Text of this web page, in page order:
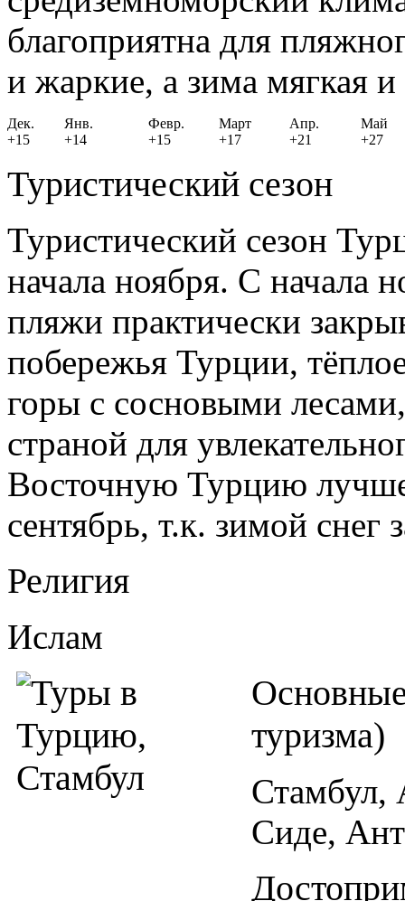
благоприятна для
и жаркие, а зима мягкая и
Дек. Янв. Февр. Март Апр.
Май
+15
+14 +15 +17 +21 +27
Туристический сезон
Туристический сезон
начала ноября. С начала
пляжи практически
побережья Турции,
горы с сосновыми
страной для
Восточную Турцию
сентябрь, т.к. зимой снег
Религия
Ислам
туризма)
Стамбул,
Сиде,